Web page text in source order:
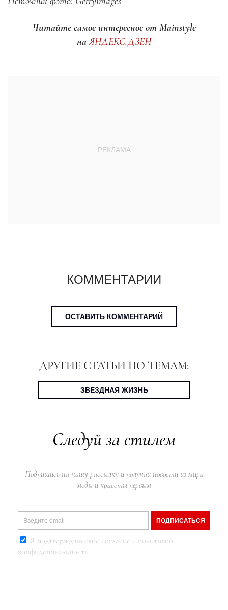
Читайте самое интересное от Mainstyle
наЯНДЕКС.ДЗЕН
КОММЕНТАРИИ
ОСТАВИТЬ КОММЕНТАРИЙ
ДРУГИЕ СТАТЬИ ПО ТЕМАМ:
ЗВЕЗДНАЯ ЖИЗНЬ
Следуй за стилем
Подпишись на нашу рассылку и получай новости из мира
моды и красоты первым
ПОДПИСАТЬСЯ
Я подтверждаю свое согласие с политикой
конфиденциальности